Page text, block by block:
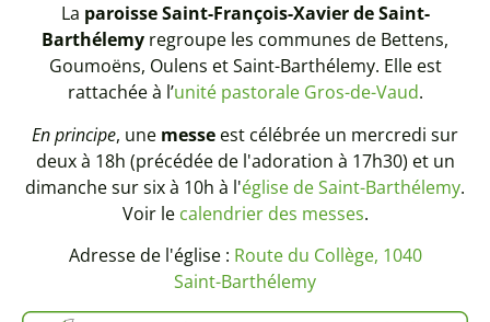
La paroisse Saint-François-Xavier de Saint-
Barthélemy regroupe les communes de Bettens,
Goumoëns, Oulens et Saint-Barthélemy. Elle est
rattachée à l’unité pastorale Gros-de-Vaud.
En principe, une messe est célébrée un mercredi sur
deux à 18h (précédée de l'adoration à 17h30) et un
dimanche sur six à 10h à l'église de Saint-Barthélemy.
Voir le calendrier des messes.
Adresse de l'église : Route du Collège, 1040
Saint-Barthélemy